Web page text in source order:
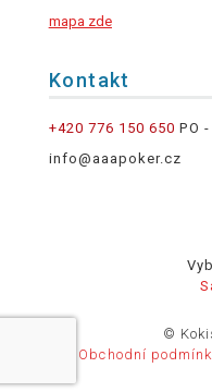
mapa zde
Kontakt
+420 776 150 650 PO
info@aaapoker.cz
©
Obchodní